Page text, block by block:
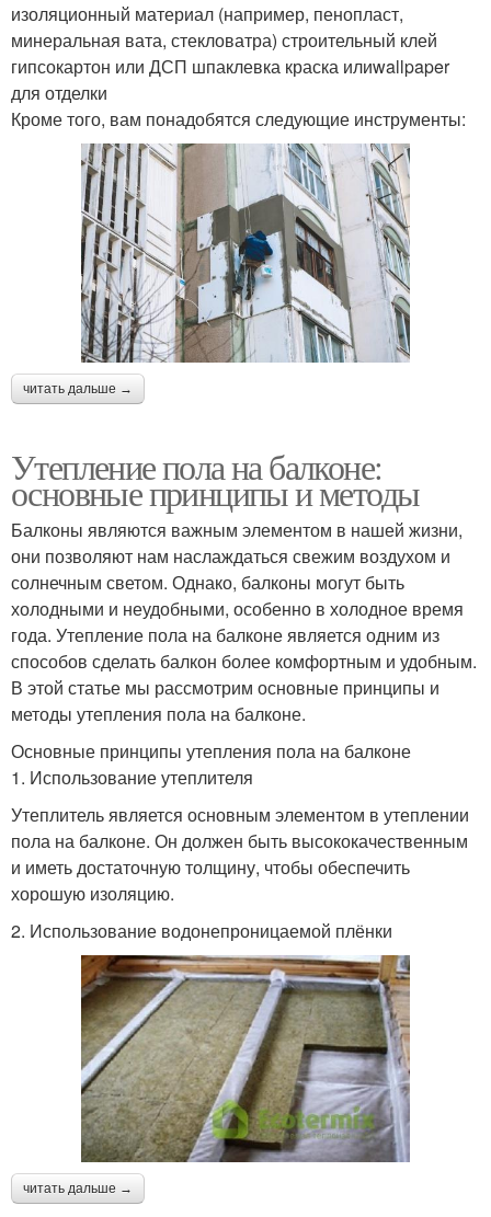
изоляционный материал (например, пенопласт,
минеральная вата, стекловатра) строительный клей
гипсокартон или ДСП шпаклевка краска илиwallpaper
для отделки
Кроме того, вам понадобятся следующие инструменты:
читать дальше →
Утепление пола на балконе:
основные принципы и методы
Балконы являются важным элементом в нашей жизни,
они позволяют нам наслаждаться свежим воздухом и
солнечным светом. Однако, балконы могут быть
холодными и неудобными, особенно в холодное время
года. Утепление пола на балконе является одним из
способов сделать балкон более комфортным и удобным.
В этой статье мы рассмотрим основные принципы и
методы утепления пола на балконе.
Основные принципы утепления пола на балконе
1. Использование утеплителя
Утеплитель является основным элементом в утеплении
пола на балконе. Он должен быть высококачественным
и иметь достаточную толщину, чтобы обеспечить
хорошую изоляцию.
2. Использование водонепроницаемой плёнки
читать дальше →